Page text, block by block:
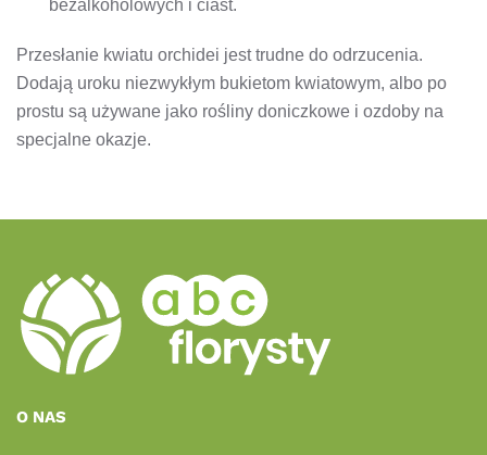
bezalkoholowych i ciast.
Przesłanie kwiatu orchidei jest trudne do odrzucenia.
Dodają uroku niezwykłym bukietom kwiatowym, albo po
prostu są używane jako rośliny doniczkowe i ozdoby na
specjalne okazje.
O NAS